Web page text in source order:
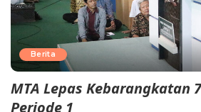
Berita
MTA Lepas Kebarangkatan
Periode 1